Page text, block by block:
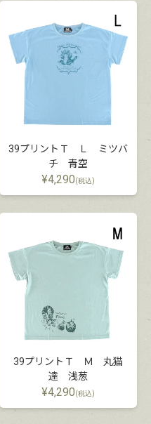
39プリントＴ Ｌ ミツバ
チ 青空
¥4,290(税込)
39プリントＴ Ｍ 丸猫
達 浅葱
¥4,290(税込)